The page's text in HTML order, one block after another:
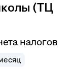
(ТЦ
налогов